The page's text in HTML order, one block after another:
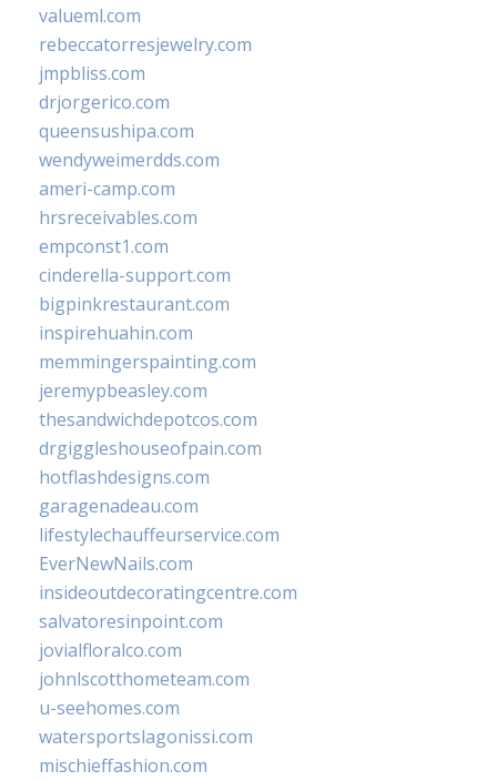
valueml.com
rebeccatorresjewelry.com
jmpbliss.com
drjorgerico.com
queensushipa.com
wendyweimerdds.com
ameri-camp.com
hrsreceivables.com
empconst1.com
cinderella-support.com
bigpinkrestaurant.com
inspirehuahin.com
memmingerspainting.com
jeremypbeasley.com
thesandwichdepotcos.com
drgiggleshouseofpain.com
hotflashdesigns.com
garagenadeau.com
lifestylechauffeurservice.com
EverNewNails.com
insideoutdecoratingcentre.com
salvatoresinpoint.com
jovialfloralco.com
johnlscotthometeam.com
u-seehomes.com
watersportslagonissi.com
mischieffashion.com